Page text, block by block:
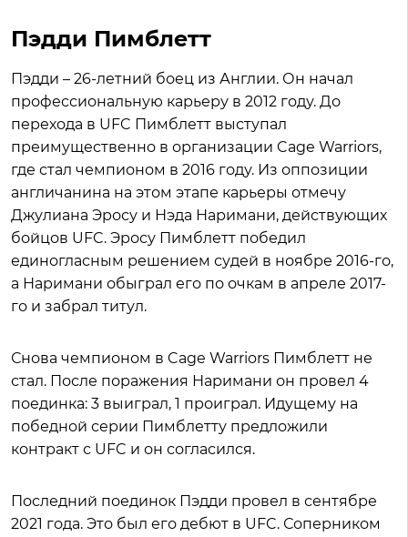
Пэдди Пимблетт
Пэдди – 26-летний боец из Англии. Он начал
профессиональную карьеру в 2012 году. До
перехода в UFC Пимблетт выступал
преимущественно в организации Cage Warriors,
где стал чемпионом в 2016 году. Из оппозиции
англичанина на этом этапе карьеры отмечу
Джулиана Эросу и Нэда Наримани, действующих
бойцов UFC. Эросу Пимблетт победил
единогласным решением судей в ноябре 2016-го,
а Наримани обыграл его по очкам в апреле 2017-
го и забрал титул.
Снова чемпионом в Cage Warriors Пимблетт не
стал. После поражения Наримани он провел 4
поединка: 3 выиграл, 1 проиграл. Идущему на
победной серии Пимблетту предложили
контракт с UFC и он согласился.
Последний поединок Пэдди провел в сентябре
2021 года. Это был его дебют в UFC. Соперником